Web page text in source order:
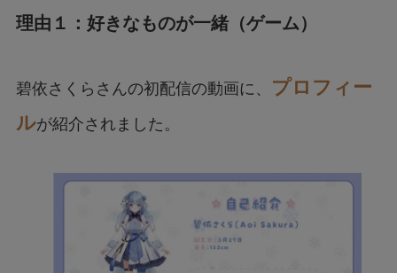
理由１：好きなものが一緒（ゲーム）
碧依さくらさんの初配信の動画に、
プロフィー
ルが紹介されました。